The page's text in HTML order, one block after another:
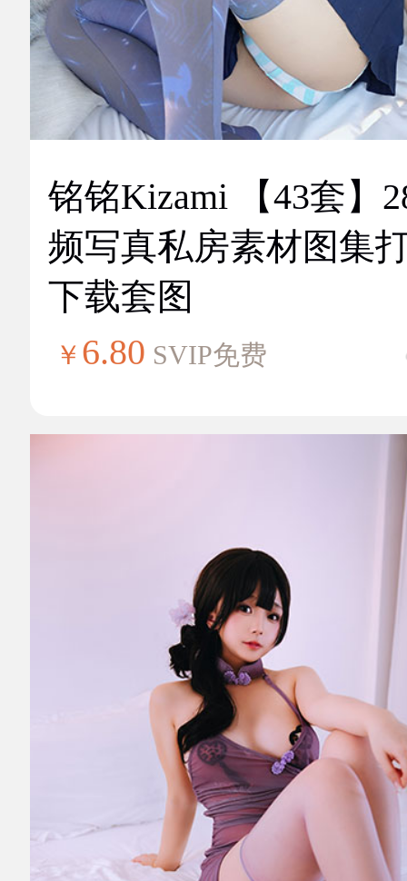
铭铭Kizami 【43套】
频写真私房素材图集
下载套图
￥ 6.80 SVIP免费